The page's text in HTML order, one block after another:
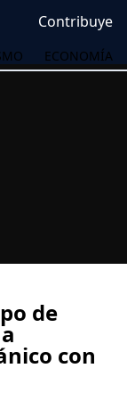
Contribuye
ECONOMÍA
de
con